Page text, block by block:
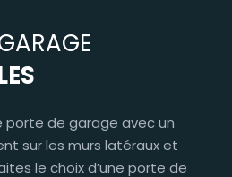
porte de garage avec un
sur les murs latéraux et
le choix d’une porte de